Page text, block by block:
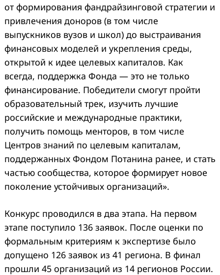
от формирования фандрайзинговой стратегии и
привлечения доноров (в том числе
выпускников вузов и школ) до выстраивания
финансовых моделей и укрепления среды,
открытой к идее целевых капиталов. Как
всегда, поддержка Фонда — это не только
финансирование. Победители смогут пройти
образовательный трек, изучить лучшие
российские и международные практики,
получить помощь менторов, в том числе
Центров знаний по целевым капиталам,
поддержанных Фондом Потанина ранее, и стать
частью сообщества, которое формирует новое
поколение устойчивых организаций».
Конкурс проводился в два этапа. На первом
этапе поступило 136 заявок. После оценки по
формальным критериям к экспертизе было
допущено 126 заявок из 41 региона. В финал
прошли 45 организаций из 14 регионов России.